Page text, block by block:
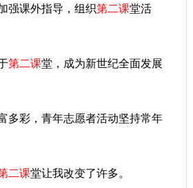
强课外指导，组织第二课堂活
第二课堂，成为新世纪全面发展
多彩，青年志愿者活动坚持常年
二课堂让我改变了许多。